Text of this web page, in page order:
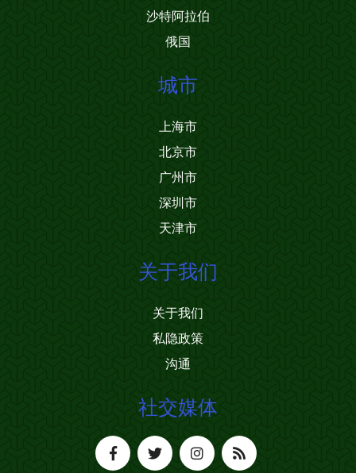
沙特阿拉伯
俄国
城市
上海市
北京市
广州市
深圳市
天津市
关于我们
关于我们
私隐政策
沟通
社交媒体